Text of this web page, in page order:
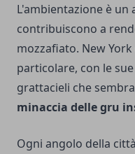
L'ambientazione è
contribuiscono a
mozzafiato. New
particolare, con le
grattacieli che
minaccia delle gru
Ogni angolo della